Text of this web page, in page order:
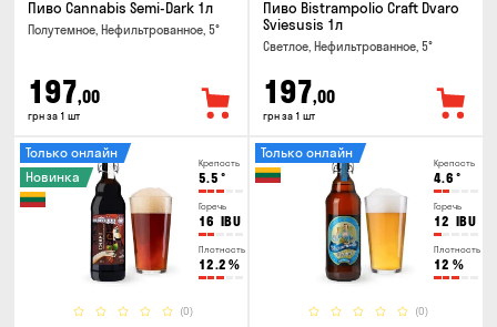
Пиво Cannabis Semi-Dark 1л
Полутемное, Нефильтрованное, 5°
197,00
грн за 1 шт
Пиво Bistrampolio Craft Dvaro
Sviesusis 1л
Светлое, Нефильтрованное, 5°
197,00
грн за 1 шт
Крепость
5.5 °
Горечь
16 IBU
Плотность
12.2 %
(0)
Только онлайн
Новинка
Крепость
4.6 °
Горечь
12 IBU
Плотность
12 %
(0)
Только онлайн